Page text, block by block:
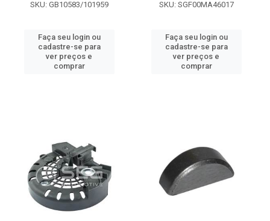
SKU: GB10583/101959
Faça seu login ou
cadastre-se para
ver preços e
comprar
SKU: SGF00MA46017
Faça seu login ou
cadastre-se para
ver preços e
comprar